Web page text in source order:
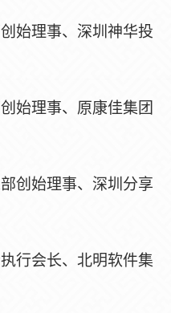
始理事、深圳神华投
始理事、原康佳集团
创始理事、深圳分享
行会长、北明软件集